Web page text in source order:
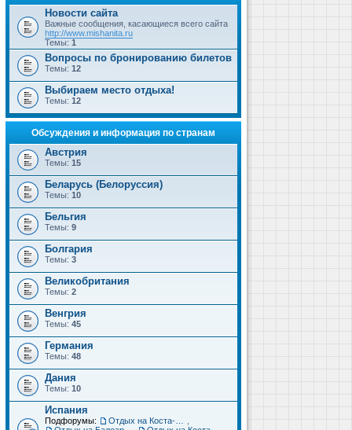
Новости сайта
Важные сообщения, касающиеся всего сайта
http://www.mishanita.ru
Темы: 1
Вопросы по бронированию билетов
Темы: 12
Выбираем место отдыха!
Темы: 12
Обсуждения и информация по странам
Австрия
Темы: 15
Беларусь (Белоруссия)
Темы: 10
Бельгия
Темы: 9
Болгария
Темы: 3
Великобритания
Темы: 2
Венгрия
Темы: 45
Германия
Темы: 48
Дания
Темы: 10
Испания
Подфорумы: